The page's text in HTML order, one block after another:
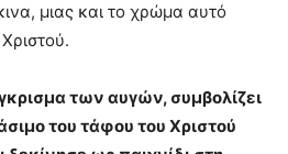
μιας και το χρώμα αυτό
των αυγών, συμβολίζει
του τάφου του Χριστού